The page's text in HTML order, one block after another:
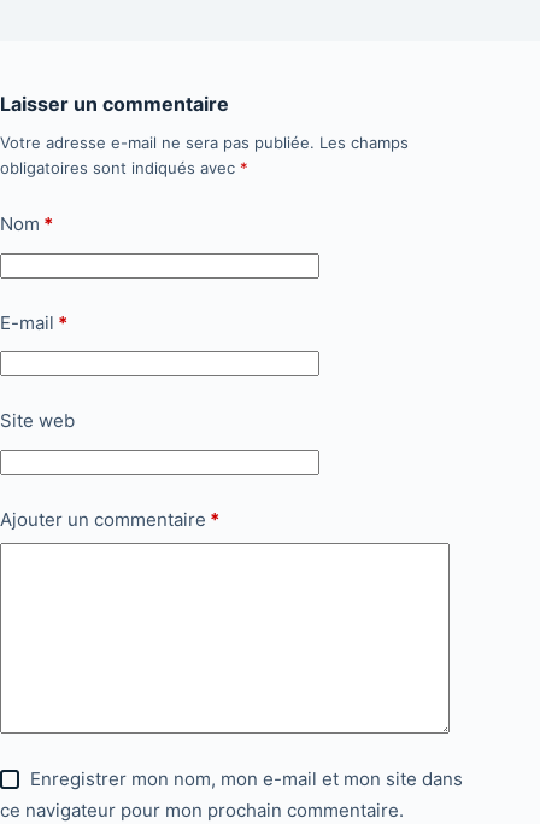
Laisser un commentaire
Votre adresse e-mail ne sera pas publiée. Les champs
obligatoires sont indiqués avec *
Nom *
E-mail *
Site web
Ajouter un commentaire *
Enregistrer mon nom, mon e-mail et mon site dans
ce navigateur pour mon prochain commentaire.